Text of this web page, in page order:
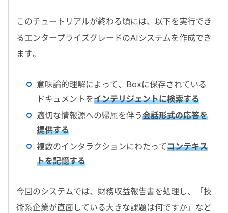
このチュートリアルが終わる頃には、以下を実行でき
るエンタープライズグレードのAI システムを作成でき
ます。
意味論的理解によって、 Boxに保存されている
ドキュメントをインテリジェントに検索する
適切な情報源への帰属を伴う会話形式の応答を
提供する
複数のインタラクションにわたってコンテキス
トを記憶する
今回のシステムでは、財務収益報告書を処理し、「技
術系企業が直面している大きな課題は何ですか」など